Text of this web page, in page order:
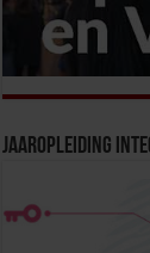
Jaaropleiding